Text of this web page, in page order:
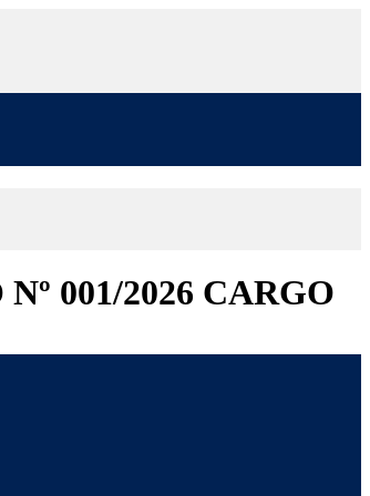
001/2026 CARGO